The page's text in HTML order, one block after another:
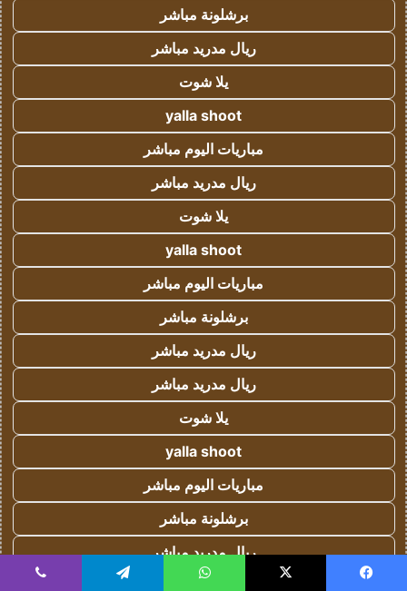
برشلونة مباشر
ريال مدريد مباشر
يلا شوت
yalla shoot
مباريات اليوم مباشر
ريال مدريد مباشر
يلا شوت
yalla shoot
مباريات اليوم مباشر
برشلونة مباشر
ريال مدريد مباشر
ريال مدريد مباشر
يلا شوت
yalla shoot
مباريات اليوم مباشر
برشلونة مباشر
ريال مدريد مباشر